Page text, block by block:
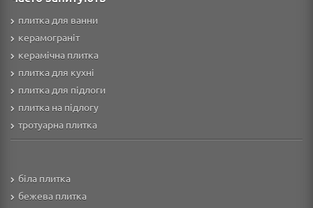
плитка для ванни
керамограніт
керамічна плитка
плитка для кухні
плитка для підлоги
плитка на підлогу
тротуарна плитка
біла плитка
бежева плитка